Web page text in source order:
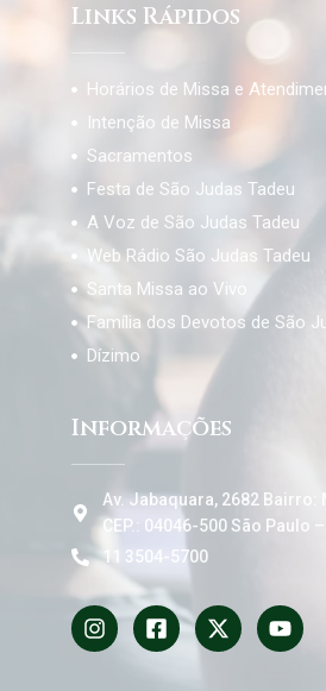
Links Rápidos
Horários de Missa e
Intenção de Missa
Sacramentos
Festa de São Judas Tadeu
A Voz de São Judas Tadeu
Web Rádio São Judas Tadeu
Santa Missa ao Vivo
Família dos Devotos de São
Dízimo
Informações
Av. Jabaquara, 2682
CEP.: 04046-500 São Paulo
11 3504-5700